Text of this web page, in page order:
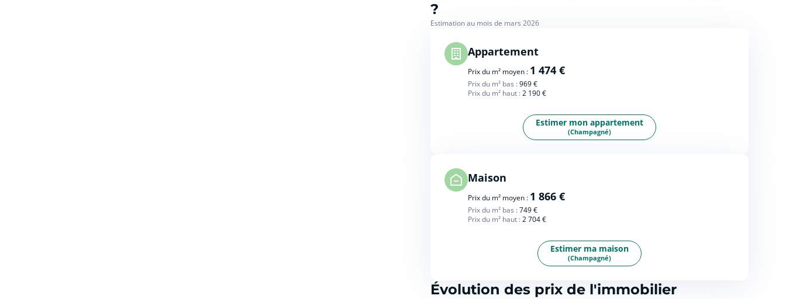
?
Estimation au mois de mars 2026
Appartement
Prix du m² moyen : 1 474 €
Prix du m² bas :969 €
Prix du m² haut :2 190 €
Estimer mon appartement
(Champagné)
Maison
Prix du m² moyen : 1 866 €
Prix du m² bas :749 €
Prix du m² haut :2 704 €
Estimer ma maison
(Champagné)
Évolution des prix de l'immobilier